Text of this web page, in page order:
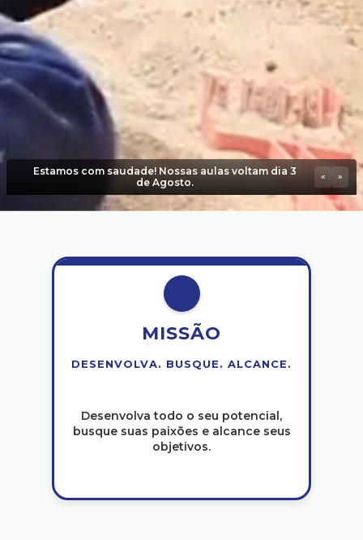
Estamos com saudade! Nossas aulas voltam dia 3
de Agosto.
« »
MISSÃO
DESENVOLVA. BUSQUE. ALCANCE.
Desenvolva todo o seu potencial,
busque suas paixões e alcance seus
objetivos.